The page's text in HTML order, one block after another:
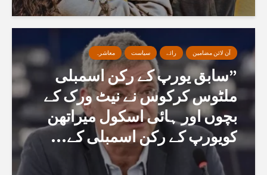
آن لائن مضامین رائے سیاست معاشرہ
”سابق یورپ کے رکن اسمبلی
ملٹوس کرکوس نے نیٹ ورک کے
بچوں اور ہائی اسکول میراتھن
کویورپ کے رکن اسمبلی کے...